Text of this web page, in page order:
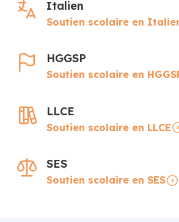
Italien
Soutien scolaire en
HGGSP
Soutien scolaire en
LLCE
Soutien scolaire en LLCE
SES
Soutien scolaire en SES